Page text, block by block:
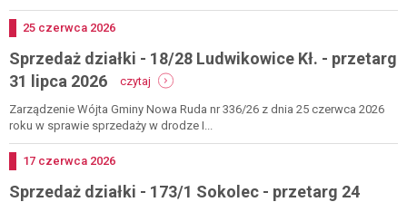
-
przetarg
31
lipca
2026
Dodano
25 czerwca 2026
Sprzedaż działki - 18/28 Ludwikowice Kł. - przetarg
31 lipca 2026
czytaj
sprzedaż
działki
-
-
Zarządzenie Wójta Gminy Nowa Ruda nr 336/26 z dnia 25 czerwca 2026
roku w sprawie sprzedaży w drodze I...
Dodano
17 czerwca 2026
Sprzedaż działki - 173/1 Sokolec - przetarg 24